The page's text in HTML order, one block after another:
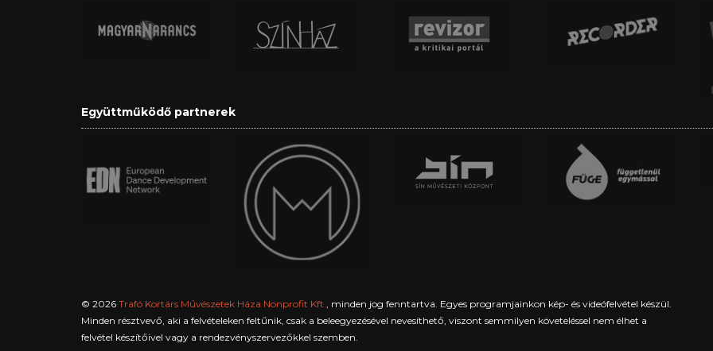
Együttműködő partnerek
© 2026 Trafó Kortárs Művészetek Háza Nonprofit Kft., minden jog fenntartva. Egyes programjainkon kép- és videófelvétel készül.
Minden résztvevő, aki a felvételeken feltűnik, csak a beleegyezésével nevesíthető, viszont semmilyen követeléssel nem élhet a
felvétel készítőivel vagy a rendezvényszervezőkkel szemben.